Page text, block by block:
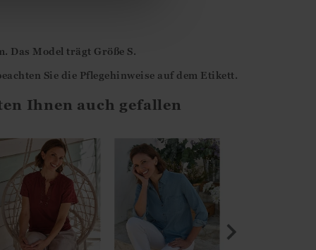
Das Model trägt Größe S.
Sie die Pflegehinweise auf dem Etikett.
Ihnen auch gefallen